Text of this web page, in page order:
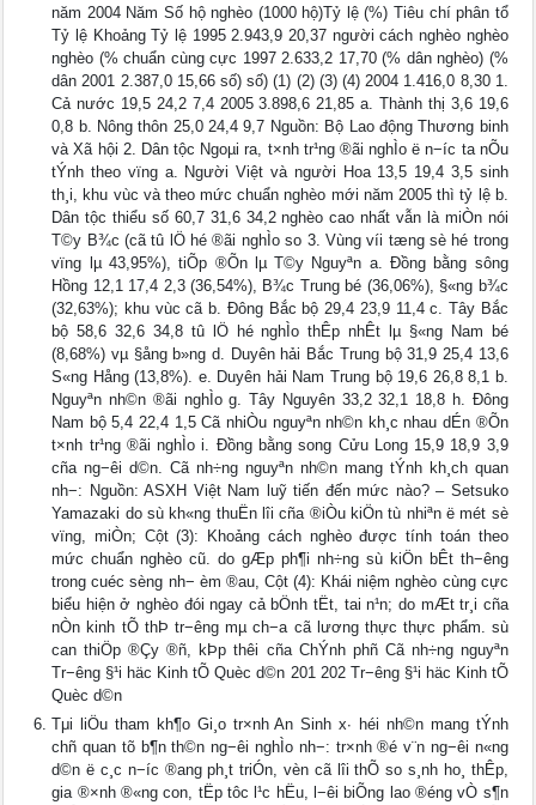
năm 2004 Năm Số hộ nghèo (1000 hộ)Tỷ lệ (%) Tiêu chí phân tổ
Tỷ lệ Khoảng Tỷ lệ 1995 2.943,9 20,37 người cách nghèo nghèo
nghèo (% chuẩn cùng cực 1997 2.633,2 17,70 (% dân nghèo) (%
dân 2001 2.387,0 15,66 số) số) (1) (2) (3) (4) 2004 1.416,0 8,30 1.
Cả nước 19,5 24,2 7,4 2005 3.898,6 21,85 a. Thành thị 3,6 19,6
0,8 b. Nông thôn 25,0 24,4 9,7 Nguồn: Bộ Lao động Thương binh
và Xã hội 2. Dân tộc Ngoµi ra, t×nh tr¹ng ®ãi nghÌo ë n−íc ta nÕu
tÝnh theo vïng a. Người Việt và người Hoa 13,5 19,4 3,5 sinh
th¸i, khu vùc và theo mức chuẩn nghèo mới năm 2005 thì tỷ lệ b.
Dân tộc thiểu số 60,7 31,6 34,2 nghèo cao nhất vẫn là miÒn nói
T©y B¾c (cã tû lÖ hé ®ãi nghÌo so 3. Vùng víi tæng sè hé trong
vïng lµ 43,95%), tiÕp ®Õn lµ T©y Nguyªn a. Đồng bằng sông
Hồng 12,1 17,4 2,3 (36,54%), B¾c Trung bé (36,06%), §«ng b¾c
(32,63%); khu vùc cã b. Đông Bắc bộ 29,4 23,9 11,4 c. Tây Bắc
bộ 58,6 32,6 34,8 tû lÖ hé nghÌo thÊp nhÊt lµ §«ng Nam bé
(8,68%) vµ §ång b»ng d. Duyên hải Bắc Trung bộ 31,9 25,4 13,6
S«ng Hång (13,8%). e. Duyên hải Nam Trung bộ 19,6 26,8 8,1 b.
Nguyªn nh©n ®ãi nghÌo g. Tây Nguyên 33,2 32,1 18,8 h. Đông
Nam bộ 5,4 22,4 1,5 Cã nhiÒu nguyªn nh©n kh¸c nhau dÉn ®Õn
t×nh tr¹ng ®ãi nghÌo i. Đồng bằng song Cửu Long 15,9 18,9 3,9
cña ng−êi d©n. Cã nh÷ng nguyªn nh©n mang tÝnh kh¸ch quan
nh−: Nguồn: ASXH Việt Nam luỹ tiến đến mức nào? – Setsuko
Yamazaki do sù kh«ng thuËn lîi cña ®iÒu kiÖn tù nhiªn ë mét sè
vïng, miÒn; Cột (3): Khoảng cách nghèo được tính toán theo
mức chuẩn nghèo cũ. do gÆp ph¶i nh÷ng sù kiÖn bÊt th−êng
trong cuéc sèng nh− èm ®au, Cột (4): Khái niệm nghèo cùng cực
biểu hiện ở nghèo đói ngay cả bÖnh tËt, tai n¹n; do mÆt tr¸i cña
nÒn kinh tÕ thÞ tr−êng mµ ch−a cã lương thực thực phẩm. sù
can thiÖp ®Çy ®ñ, kÞp thêi cña ChÝnh phñ Cã nh÷ng nguyªn
Tr−êng §¹i häc Kinh tÕ Quèc d©n 201 202 Tr−êng §¹i häc Kinh tÕ
Quèc d©n
Tμi liÖu tham kh¶o Gi¸o tr×nh An Sinh x∙ héi nh©n mang tÝnh
chñ quan tõ b¶n th©n ng−êi nghÌo nh−: tr×nh ®é v¨n ng−êi n«ng
d©n ë c¸c n−íc ®ang ph¸t triÓn, vèn cã lîi thÕ so s¸nh ho¸ thÊp,
gia ®×nh ®«ng con, tËp tôc l¹c hËu, l−êi biÕng lao ®éng vÒ s¶n